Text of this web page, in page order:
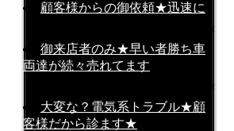
顧客様からの御依頼★迅速に
2026-06-29 at 20:22PM
御来店者のみ★早い者勝ち車
両達が続々売れてます
2026-06-24 at 09:09AM
大変な？電気系トラブル★顧
客様だから診ます★